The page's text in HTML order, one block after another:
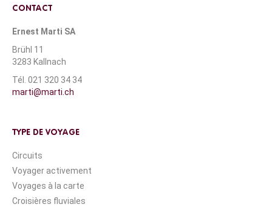
CONTACT
Ernest Marti SA
Brühl 11
3283 Kallnach
Tél. 021 320 34 34
marti@marti.ch
TYPE DE VOYAGE
Circuits
Voyager activement
Voyages à la carte
Croisières fluviales